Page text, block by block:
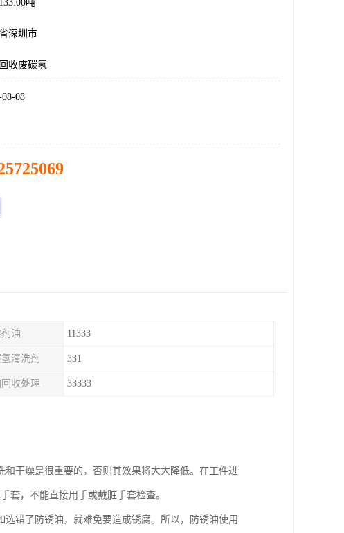
吨
深圳市
收废碳氢
08-08
剂油 11333
清洗剂 331
收处理 33333
干燥是很重要的，否则其效果将大大降低。在工件进
套，不能直接用手或戴脏手套检查。
错了防锈油，就难免要造成锈腐。所以，防锈油使用